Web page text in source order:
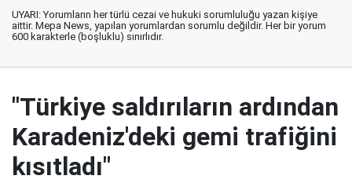
UYARI: Yorumların her türlü cezai ve hukuki sorumluluğu yazan kişiye
aittir. Mepa News, yapılan yorumlardan sorumlu değildir. Her bir yorum
600 karakterle (boşluklu) sınırlıdır.
"Türkiye saldırıların ardından
Karadeniz'deki gemi trafiğini
kısıtladı"